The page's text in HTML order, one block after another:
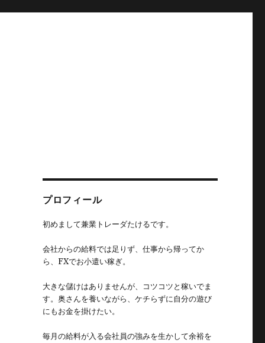
プロフィール
初めまして兼業トレーダたけるです。
会社からの給料では足りず、仕事から帰ってか
ら、FXでお小遣い稼ぎ。
大きな儲けはありませんが、コツコツと稼いでま
す。奥さんを養いながら、ケチらずに自分の遊び
にもお金を掛けたい。
毎月の給料が入る会社員の強みを生かして余裕を